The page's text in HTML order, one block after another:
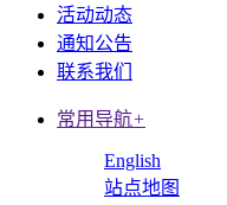
活动动态
通知公告
联系我们
常用导航+
English
站点地图